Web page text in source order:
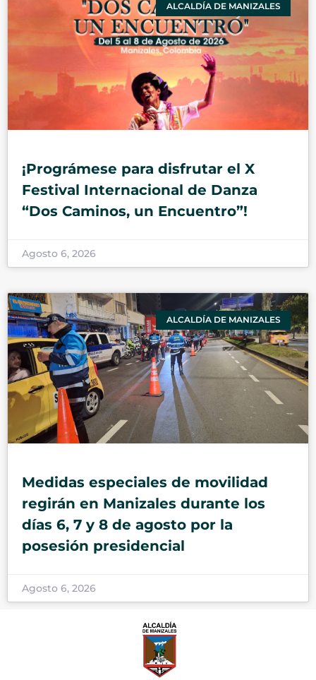
ALCALDÍA DE MANIZALES
¡Prográmese para disfrutar el X
Festival Internacional de Danza
“Dos Caminos, un Encuentro”!
Agosto 6, 2026
ALCALDÍA DE MANIZALES
Medidas especiales de movilidad
regirán en Manizales durante los
días 6, 7 y 8 de agosto por la
posesión presidencial
Agosto 6, 2026